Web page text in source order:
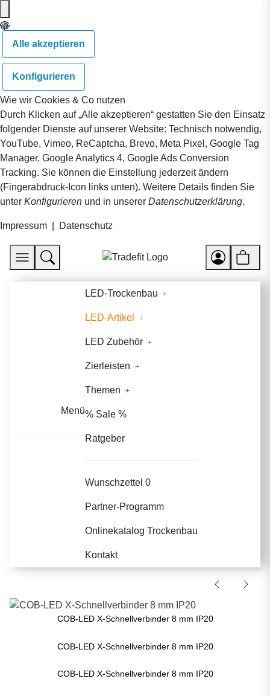
Alle akzeptieren
Konfigurieren
Wie wir Cookies & Co nutzen
Durch Klicken auf „Alle akzeptieren“ gestatten Sie den Einsatz
folgender Dienste auf unserer Website: Technisch notwendig,
YouTube, Vimeo, ReCaptcha, Brevo, Meta Pixel, Google Tag
Manager, Google Analytics 4, Google Ads Conversion
Tracking. Sie können die Einstellung jederzeit ändern
(Fingerabdruck-Icon links unten). Weitere Details finden Sie
unter Konfigurieren und in unserer Datenschutzerklärung.
Impressum Datenschutz
Menü
LED-Trockenbau
LED-Artikel
LED Zubehör
Zierleisten
Themen
% Sale %
Ratgeber
Wunschzettel 0
Partner-Programm
Onlinekatalog Trockenbau
Kontakt
COB-LED X-Schnellverbinder 8 mm IP20
COB-LED X-Schnellverbinder 8 mm IP20
COB-LED X-Schnellverbinder 8 mm IP20